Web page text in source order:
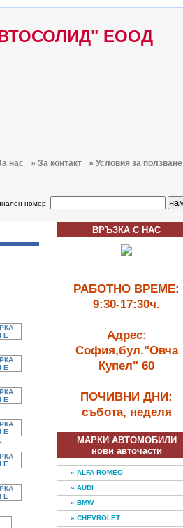
ЕООД
нас » За контакт » Условия за ползване
номер:
ВРЪЗКА С НАС
РАБОТНО ВРЕМЕ:
9:30-17:30ч.
Адрес:
София,бул."Овча
Купел" 60
ПОЧИВНИ ДНИ:
събота, неделя
МАРКИ АВТОМОБИЛИ
нови авточасти
» ALFA ROMEO
» AUDI
» BMW
» CHEVROLET